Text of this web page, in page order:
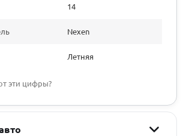
14
Nexen
Летняя
эти цифры?